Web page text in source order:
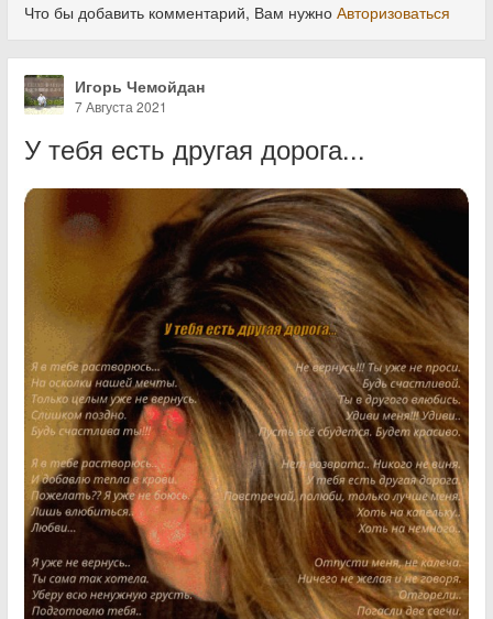
Что бы добавить комментарий, Вам нужно Авторизоваться
Игорь Чемойдан
7 Августа 2021
У тебя есть другая дорога...